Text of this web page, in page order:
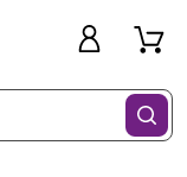
Filtres